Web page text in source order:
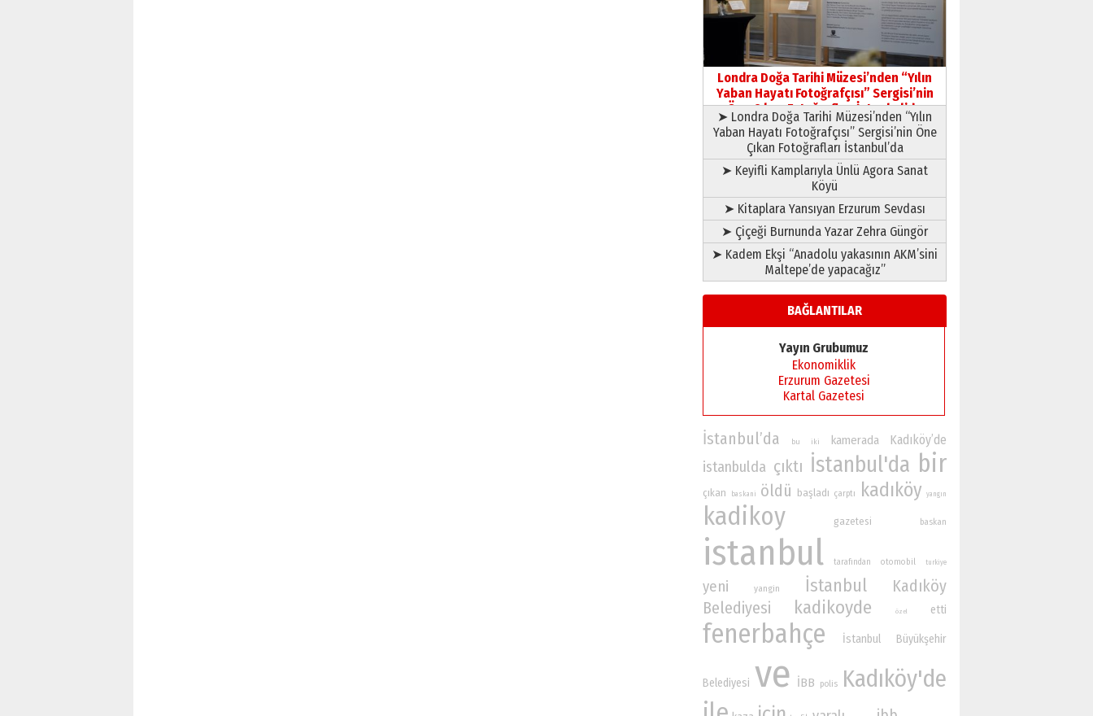
09 Temmuz 2026 Perşembe
Yusuf POLAT
Şampiyonluk Sebahattin
Şirin’e yazar
11 Mayıs 2026 Pazartesi
Londra Doğa Tarihi Müzesi’nden “Yılın
Yaban Hayatı Fotoğrafçısı” Sergisi’nin
Öne Çıkan Fotoğrafları İstanbul’da
➤ Londra Doğa Tarihi Müzesi’nden “Yılın
Yaban Hayatı Fotoğrafçısı” Sergisi’nin Öne
Çıkan Fotoğrafları İstanbul’da
➤ Keyifli Kamplarıyla Ünlü Agora Sanat
Köyü
➤ Kitaplara Yansıyan Erzurum Sevdası
➤ Çiçeği Burnunda Yazar Zehra Güngör
➤ Kadem Ekşi “Anadolu yakasının AKM’sini
Maltepe’de yapacağız”
BAĞLANTILAR
Yayın Grubumuz
Ekonomiklik
Erzurum Gazetesi
Kartal Gazetesi
İstanbul’da bu iki kamerada Kadıköy’de
istanbulda çıktı İstanbul'da bir
çıkan baskani öldü başladı çarptı kadıköy yangın
kadikoy gazetesi baskan
istanbul tarafından otomobil turkiye
yeni yangin İstanbul
Kadıköy
Belediyesi
kadikoyde özel etti
fenerbahçe İstanbul Büyükşehir
Belediyesi ve İBB polis Kadıköy'de